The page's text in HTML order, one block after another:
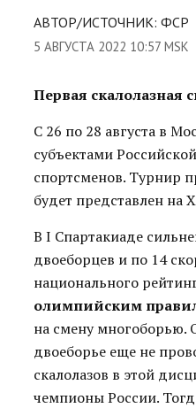
АВТОР/ИСТОЧНИК: ФСР
5 АВГУСТА 2022 10:57 MSK
Первая скалолазная
С 26 по 28 августа в
субъектами
спортсменов. Турнир
будет представлен на
В I Спартакиаде
двоеборцев и по 14
национального
олимпийским
на смену многоборью.
двоеборье еще не
скалолазов в этой
чемпионы России.